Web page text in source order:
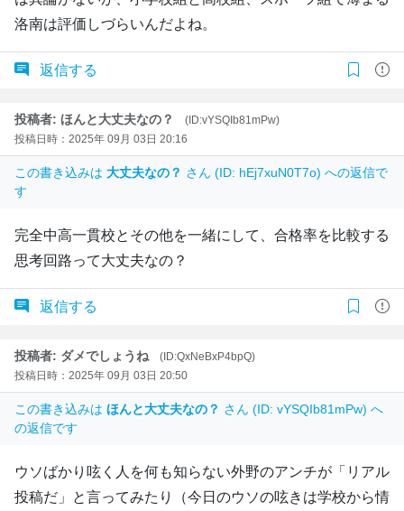
洛南は評価しづらいんだよね。
返信する
投稿者: ほんと大丈夫なの？
(ID:vYSQIb81mPw)
投稿日時：2025年 09月 03日 20:16
この書き込みは 大丈夫なの？ さん (ID: hEj7xuN0T7o) への返信で
す
完全中高一貫校とその他を一緒にして、合格率を比較する
思考回路って大丈夫なの？
返信する
投稿者: ダメでしょうね
(ID:QxNeBxP4bpQ)
投稿日時：2025年 09月 03日 20:50
この書き込みは ほんと大丈夫なの？ さん (ID: vYSQIb81mPw) へ
の返信です
ウソばかり呟く人を何も知らない外野のアンチが「リアル
投稿だ」と言ってみたり（今日のウソの呟きは学校から情